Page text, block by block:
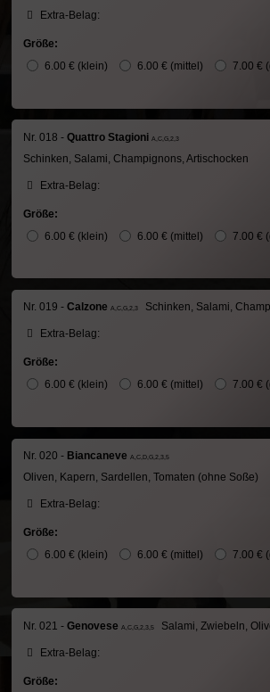
Extra-Belag:
Größe:
6.00 € (klein) 6.00 € (mittel) 7.00 €
Nr. 018 - Quattro Stagioni A,C,G,2,3
Schinken, Salami, Champignons, Artischocken
Extra-Belag:
Größe:
6.00 € (klein) 6.00 € (mittel) 7.00 €
Nr. 019 - Calzone A,C,G,2,3 Schinken, Salami,
Extra-Belag:
Größe:
6.00 € (klein) 6.00 € (mittel) 7.00 €
Nr. 020 - Biancaneve A,C,D,G,2,3,5
Oliven, Kapern, Sardellen, Tomaten (ohne Soße)
Extra-Belag:
Größe:
6.00 € (klein) 6.00 € (mittel) 7.00 €
Nr. 021 - Genovese A,C,G,2,3,5 Salami, Zwiebeln,
Extra-Belag:
Größe: